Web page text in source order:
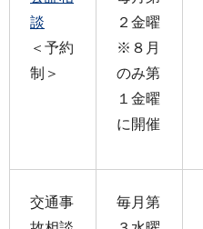
談
＜予約
制＞
２金曜
※８月
のみ第
１金曜
に開催
交通事
毎月第